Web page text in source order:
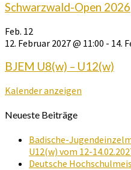
Schwarzwald-Open 2026
Feb. 12
12. Februar 2027 @ 11:00 - 14.
BJEM U8(w) – U12(w)
Kalender anzeigen
Neueste Beiträge
Badische-
U12(w) vom 12-
Deutsche